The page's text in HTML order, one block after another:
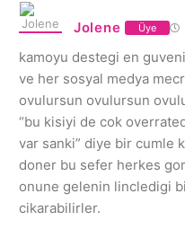
Jolene Üye
kamoyu destegi en
ve her sosyal medya
ovulursun ovulursun
“bu kisiyi de cok
var sanki” diye bir cumle
doner bu sefer herkes
onune gelenin lincledigi
cikarabilirler.